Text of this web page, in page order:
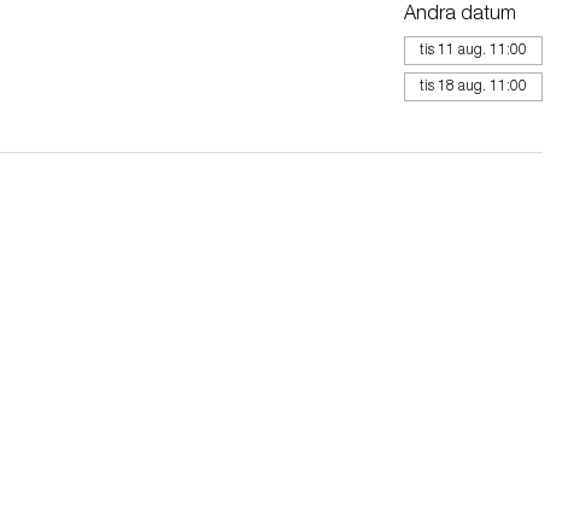
Andra datum
tis 11 aug. 11:00
tis 18 aug. 11:00